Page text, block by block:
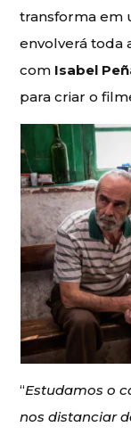
transforma em
envolverá toda
com Isabel
para criar o
“Estudamos o
nos distanciar